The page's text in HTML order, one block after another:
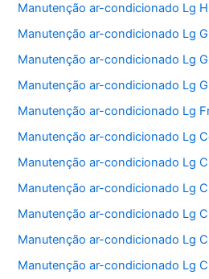
Manutenção ar-condicionado Lg
Manutenção ar-condicionado Lg
Manutenção ar-condicionado Lg
Manutenção ar-condicionado Lg
Manutenção ar-condicionado Lg
Manutenção ar-condicionado Lg
Manutenção ar-condicionado Lg
Manutenção ar-condicionado Lg
Manutenção ar-condicionado Lg
Manutenção ar-condicionado Lg
Manutenção ar-condicionado Lg